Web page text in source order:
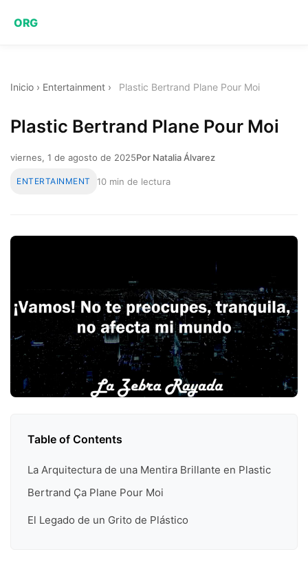
ORG
Inicio › Entertainment › Plastic Bertrand Plane Pour Moi
Plastic Bertrand Plane Pour Moi
viernes, 1 de agosto de 2025Por Natalia Álvarez
ENTERTAINMENT 10 min de lectura
Table of Contents
La Arquitectura de una Mentira Brillante en Plastic
Bertrand Ça Plane Pour Moi
El Legado de un Grito de Plástico